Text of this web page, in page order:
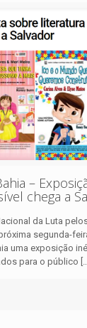
–
chega a
da Luta
segunda-
uma exposição
para o público